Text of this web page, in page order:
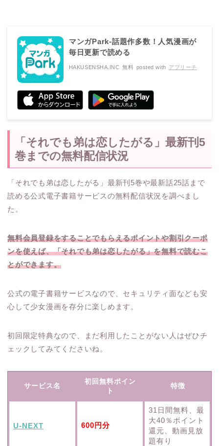
マンガPark-話題作多数！人気漫画が
毎日更新で読める
HAKUSENSHA.INC 無料 posted with アプリーチ
「それでも弟は恋したがる」最新刊5
巻までの無料配信状況
「それでも弟は恋したがる」最新刊5巻や最新話25話まで
読める公式電子書籍サービスの無料配信状況を調べまし
た。
無料会員登録をすることでもらえるポイントや割引クーポ
ンを使えば、「それでも弟は恋したがる」を無料で読むこ
とができます。
公式の電子書籍サービスなので、セキュリティ面なども安
心して少女漫画を存分に楽しめます。
初回限定特典なので、まだ利用したことがない人はぜひチ
ェックしてみてくださいね。
サービス名
初回無料ポイン
ト
特徴
U-NEXT 600円分
31日間無料、最
大40％ポイント
還元、動画見放
題有り